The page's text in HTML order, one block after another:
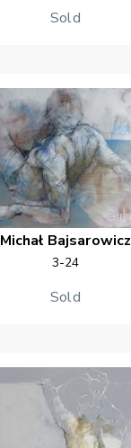
Sold
Michał Bajsarowicz
3-24
Sold